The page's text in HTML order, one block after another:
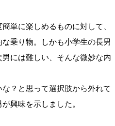
単に楽しめるものに対して、
乗り物。しかも小学生の長男
には難しい、そんな微妙な内
？と思って選択肢から外れて
興味を示しました。